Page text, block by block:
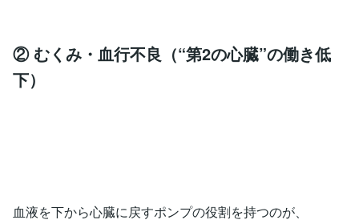
② むくみ・血行不良（“第2の心臓”の働き低
下）
血液を下から心臓に戻すポンプの役割を持つのが、